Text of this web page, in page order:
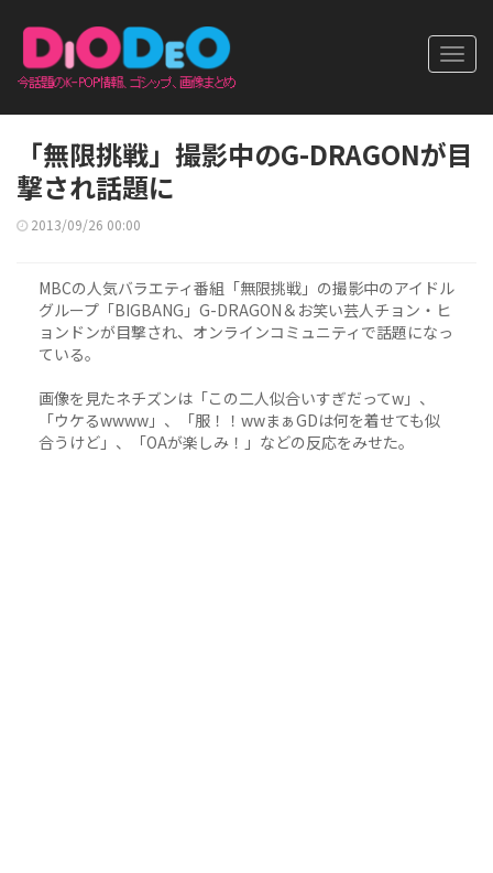
「無限挑戦」撮影中のG-DRAGONが目
撃され話題に
2013/09/26 00:00
MBCの人気バラエティ番組「無限挑戦」の撮影中のアイドル
グループ「BIGBANG」G-DRAGON＆お笑い芸人チョン・ヒ
ョンドンが目撃され、オンラインコミュニティで話題になっ
ている。
画像を見たネチズンは「この二人似合いすぎだってw」、
「ウケるwwww」、「服！！wwまぁGDは何を着せても似
合うけど」、「OAが楽しみ！」などの反応をみせた。